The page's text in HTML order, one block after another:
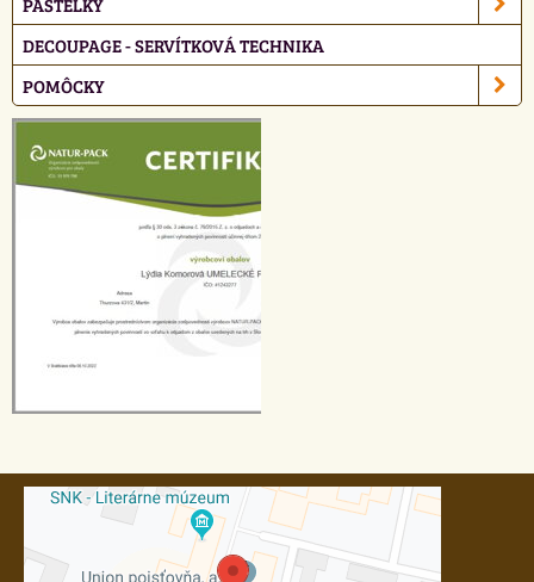
DECOUPAGE - SERVÍTKOVÁ TECHNIKA
POMÔCKY